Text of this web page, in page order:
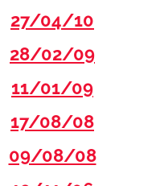
27/04/10
28/02/09
11/01/09
17/08/08
09/08/08